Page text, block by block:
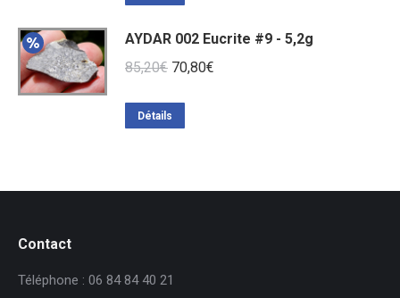
AYDAR 002 Eucrite #9 - 5,2g
85,20€ Le
initial
70,80€
Détails
Contact
Téléphone : 06 84 84 40 21